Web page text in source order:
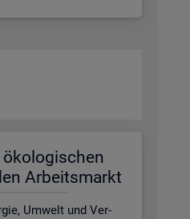
Ar­beits­markt
Um­welt und Ver­